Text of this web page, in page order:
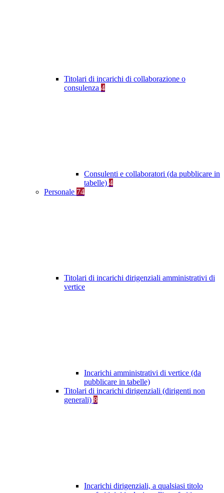
Titolari di incarichi di collaborazione o
consulenza 4
Consulenti e collaboratori (da pubblicare in
tabelle) 4
Personale 74
Titolari di incarichi dirigenziali amministrativi di
vertice
Incarichi amministrativi di vertice (da
pubblicare in tabelle)
Titolari di incarichi dirigenziali (dirigenti non
generali) 8
Incarichi dirigenziali, a qualsiasi titolo